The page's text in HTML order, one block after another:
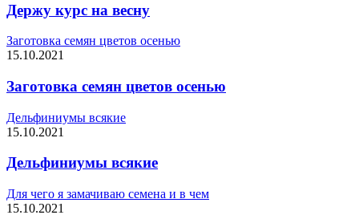
Держу курс на весну
Заготовка семян цветов осенью
15.10.2021
Заготовка семян цветов осенью
Дельфиниумы всякие
15.10.2021
Дельфиниумы всякие
Для чего я замачиваю семена и в чем
15.10.2021